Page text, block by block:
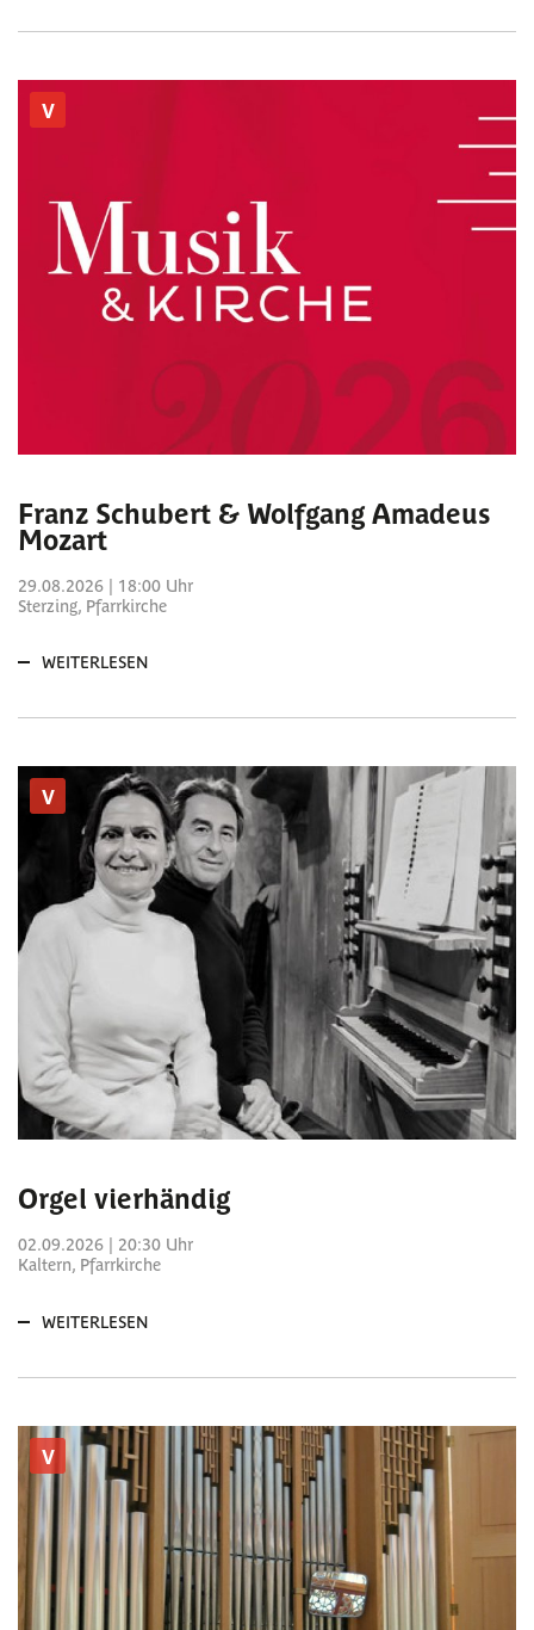
V
Franz Schubert & Wolfgang Amadeus
Mozart
29.08.2026 | 18:00 Uhr
Sterzing, Pfarrkirche
WEITERLESEN
V
Orgel vierhändig
02.09.2026 | 20:30 Uhr
Kaltern, Pfarrkirche
WEITERLESEN
V